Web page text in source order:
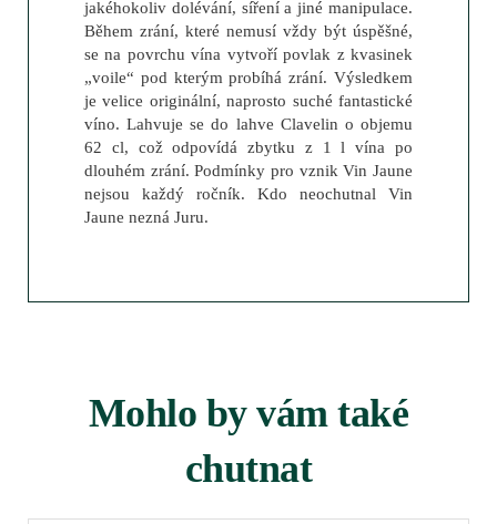
jakéhokoliv dolévání, síření a jiné manipulace.
Během zrání, které nemusí vždy být úspěšné,
se na povrchu vína vytvoří povlak z kvasinek
„voile“ pod kterým probíhá zrání. Výsledkem
je velice originální, naprosto suché fantastické
víno. Lahvuje se do lahve Clavelin o objemu
62 cl, což odpovídá zbytku z 1 l vína po
dlouhém zrání. Podmínky pro vznik Vin Jaune
nejsou každý ročník. Kdo neochutnal Vin
Jaune nezná Juru.
Mohlo by vám také
chutnat